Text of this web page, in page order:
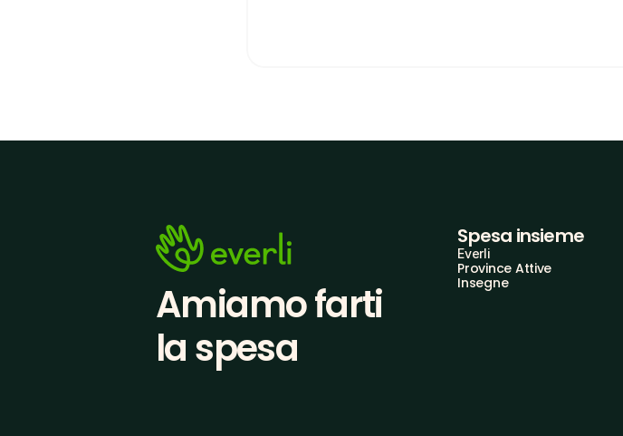
Amiamo farti
la spesa
Spesa insieme
Everli
Province Attive
Insegne